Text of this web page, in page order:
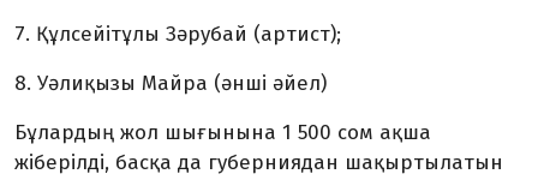
7. Құлсейітұлы Зәрубай (артист);
8. Уәлиқызы Майра (әнші әйел)
Бұлардың жол шығынына 1 500 сом ақша
жіберілді, басқа да губерниядан шақыртылатын